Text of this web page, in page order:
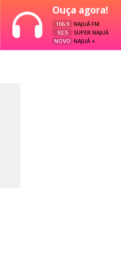
Ouça agora!
106.9
NAJUÁ FM
92.5
SUPER NAJUÁ
NOVO NAJUÁ +